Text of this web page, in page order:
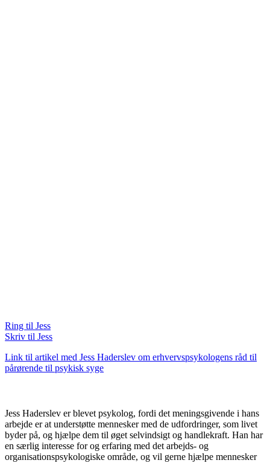
Ring til Jess
Skriv til Jess
Link til artikel med Jess Haderslev om erhvervspsykologens råd til
pårørende til psykisk syge
Jess Haderslev er blevet psykolog, fordi det meningsgivende i hans
arbejde er at understøtte mennesker med de udfordringer, som livet
byder på, og hjælpe dem til øget selvindsigt og handlekraft. Han har
en særlig interesse for og erfaring med det arbejds- og
organisationspsykologiske område, og vil gerne hjælpe mennesker